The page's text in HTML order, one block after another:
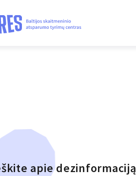
apie dezinformaciją